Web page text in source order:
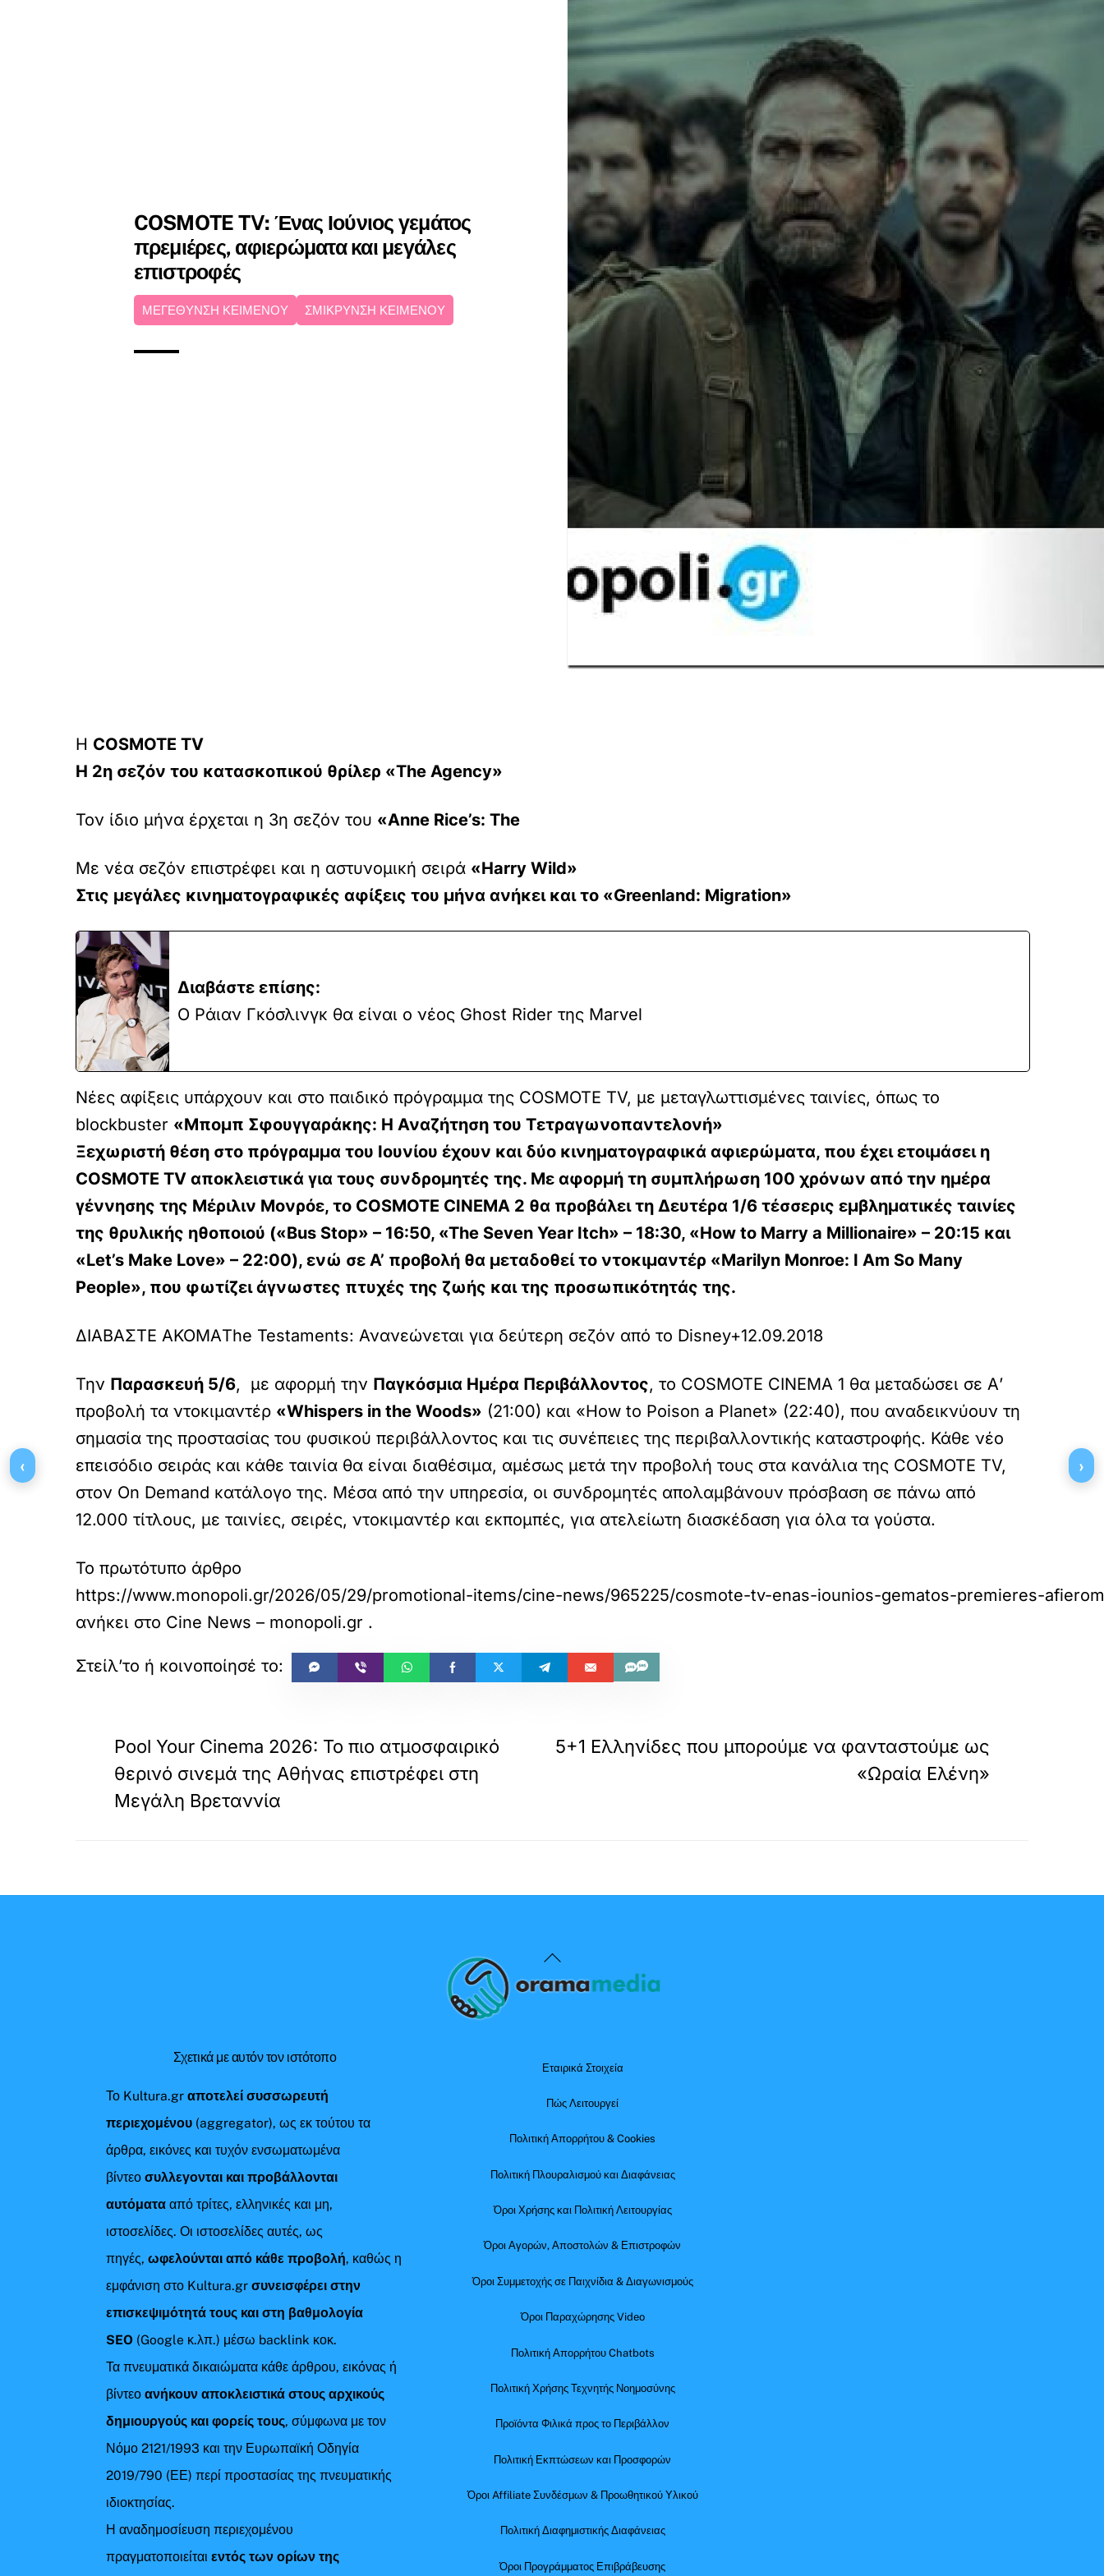
COSMOTE TV: Ένας Ιούνιος γεμάτος
πρεμιέρες, αφιερώματα και μεγάλες
επιστροφές
ΜΕΓΕΘΥΝΣΗ ΚΕΙΜΕΝΟΥ ΣΜΙΚΡΥΝΣΗ ΚΕΙΜΕΝΟΥ
Η COSMOTE TV
Η 2η σεζόν του κατασκοπικού θρίλερ «The Agency»
Τον ίδιο μήνα έρχεται η 3η σεζόν του «Anne Rice’s: The
Με νέα σεζόν επιστρέφει και η αστυνομική σειρά «Harry Wild»
Στις μεγάλες κινηματογραφικές αφίξεις του μήνα ανήκει και το «Greenland: Migration»
Διαβάστε επίσης:
Ο Ράιαν Γκόσλινγκ θα είναι ο νέος Ghost Rider της Marvel
Νέες αφίξεις υπάρχουν και στο παιδικό πρόγραμμα της COSMOTE TV, με μεταγλωττισμένες ταινίες, όπως το
blockbuster «Μπομπ Σφουγγαράκης: Η Αναζήτηση του Τετραγωνοπαντελονή»
Ξεχωριστή θέση στο πρόγραμμα του Ιουνίου έχουν και δύο κινηματογραφικά αφιερώματα, που έχει ετοιμάσει η
COSMOTE TV αποκλειστικά για τους συνδρομητές της. Με αφορμή τη συμπλήρωση 100 χρόνων από την ημέρα
γέννησης της Μέριλιν Μονρόε, το COSMOTE CINEMA 2 θα προβάλει τη Δευτέρα 1/6 τέσσερις εμβληματικές ταινίες
της θρυλικής ηθοποιού («Bus Stop» – 16:50, «The Seven Year Itch» – 18:30, «How to Marry a Millionaire» – 20:15 και
«Let’s Make Love» – 22:00), ενώ σε Α’ προβολή θα μεταδοθεί το ντοκιμαντέρ «Marilyn Monroe: I Am So Many
People», που φωτίζει άγνωστες πτυχές της ζωής και της προσωπικότητάς της.
ΔΙΑΒΑΣΤΕ ΑΚΟΜΑThe Testaments: Ανανεώνεται για δεύτερη σεζόν από το Disney+12.09.2018
Την Παρασκευή 5/6, με αφορμή την Παγκόσμια Ημέρα Περιβάλλοντος, το COSMOTE CINEMA 1 θα μεταδώσει σε Α’
προβολή τα ντοκιμαντέρ «Whispers in the Woods» (21:00) και «How to Poison a Planet» (22:40), που αναδεικνύουν τη
σημασία της προστασίας του φυσικού περιβάλλοντος και τις συνέπειες της περιβαλλοντικής καταστροφής. Κάθε νέο
επεισόδιο σειράς και κάθε ταινία θα είναι διαθέσιμα, αμέσως μετά την προβολή τους στα κανάλια της COSMOTE TV,
στον On Demand κατάλογο της. Μέσα από την υπηρεσία, οι συνδρομητές απολαμβάνουν πρόσβαση σε πάνω από
12.000 τίτλους, με ταινίες, σειρές, ντοκιμαντέρ και εκπομπές, για ατελείωτη διασκέδαση για όλα τα γούστα.
Το πρωτότυπο άρθρο
https://www.monopoli.gr/2026/05/29/promotional-items/cine-news/965225/cosmote-tv-enas-iounios-gematos-premieres-
ανήκει στο Cine News – monopoli.gr .
Pool Your Cinema 2026: Το πιο ατμοσφαιρικό
θερινό σινεμά της Αθήνας επιστρέφει στη
Μεγάλη Βρεταννία
5+1 Ελληνίδες που μπορούμε να φανταστούμε ως
«Ωραία Ελένη»
Back
To
Σχετικά με αυτόν τον ιστότοπο
Το Kultura.grαποτελεί συσσωρευτή
περιεχομένου (aggregator), ως εκ τούτου τα
άρθρα, εικόνες και τυχόν ενσωματωμένα
βίντεοσυλλεγονται και προβάλλονται
αυτόματααπό τρίτες, ελληνικές και μη,
ιστοσελίδες. Οι ιστοσελίδες αυτές, ως
πηγές,ωφελούνται από κάθε προβολή, καθώς η
εμφάνιση στο Kultura.gr συνεισφέρει στην
επισκεψιμότητά τους και στη βαθμολογία
SEO (Google κ.λπ.) μέσω backlink κοκ.
Τα πνευματικά δικαιώματα κάθε άρθρου, εικόνας ή
βίντεοανήκουν αποκλειστικά στους αρχικούς
δημιουργούς και φορείς τους, σύμφωνα με τον
Νόμο 2121/1993 και την Ευρωπαϊκή Οδηγία
2019/790 (ΕΕ) περί προστασίας της πνευματικής
ιδιοκτησίας.
Η αναδημοσίευση περιεχομένου
πραγματοποιείταιεντός των ορίων της
Εταιρικά Στοιχεία
Πώς Λειτουργεί
Πολιτική Απορρήτου & Cookies
Πολιτική Πλουραλισμού και Διαφάνειας
Όροι Χρήσης και Πολιτική Λειτουργίας
Όροι Αγορών, Αποστολών & Επιστροφών
Όροι Συμμετοχής σε Παιχνίδια & Διαγωνισμούς
Όροι Παραχώρησης Video
Πολιτική Απορρήτου Chatbots
Πολιτική Χρήσης Τεχνητής Νοημοσύνης
Προϊόντα Φιλικά προς το Περιβάλλον
Πολιτική Εκπτώσεων και Προσφορών
Όροι Affiliate Συνδέσμων & Προωθητικού Υλικού
Πολιτική Διαφημιστικής Διαφάνειας
Όροι Προγράμματος Επιβράβευσης
‹ ›